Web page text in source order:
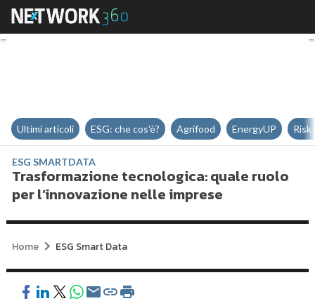
Trasformazione tecnologica:
Ultimi articoli ESG: che cos'è? Agrifood EnergyUP Risk
ESG SMARTDATA
Trasformazione tecnologica: quale ruolo
per l’innovazione nelle imprese
Home ESG Smart Data